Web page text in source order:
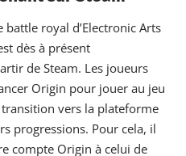
battle royal d’Electronic Arts
dès à présent
de Steam. Les joueurs
Origin pour jouer au jeu
vers la plateforme
progressions. Pour cela, il
compte Origin à celui de